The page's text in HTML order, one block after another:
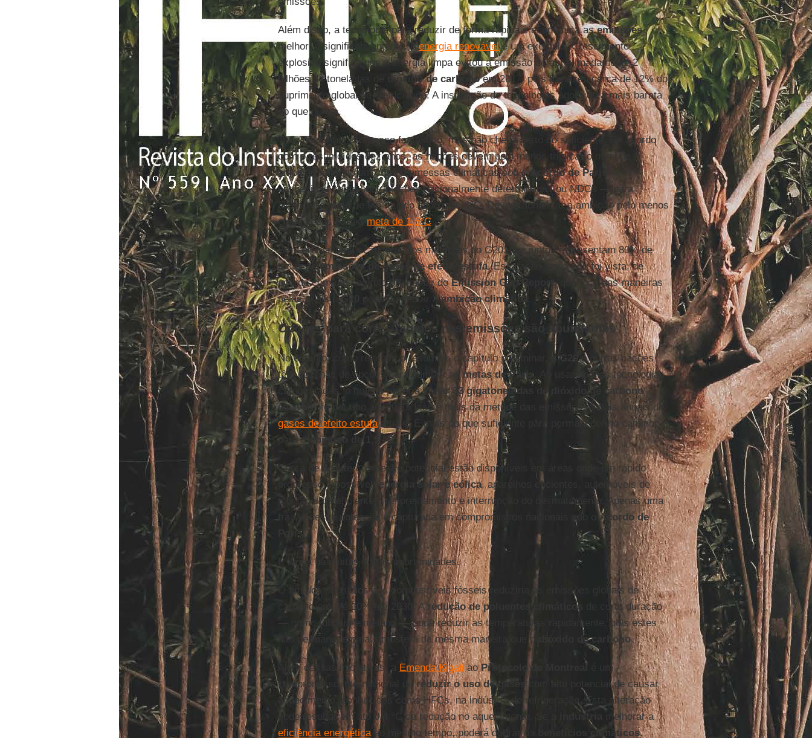
Além disso, a tecnologia para reduzir de forma rápida e econômica asemissões
melhorou significativamente. Aenergia renovávelé um exemplo. Crescimento
explosivo significa que a energia limpa evitou a emissão de aproximadamente 2
bilhões de toneladas de
dióxido de carbonoem 2017, pois forneceu cerca de 12% do
suprimento global de eletricidade. A instalação de tecnologias agora está mais barata
do que nunca.
Tudo isso é um progresso fantástico, mas não chega perto do suficiente. De acordo
com o resumo dos dez anos, as nações devem pelo menos triplicar o nível de
ambição refletido em suas promessas climáticas sob oAcordo de Paris
conhecidas como contribuições nacionalmente determinadas ou NDCs — para
alcançar a meta de um mundo abaixo de 2°C. Devem aumentar a ambição pelo menos
cinco vezes para a meta de 1,5°C.
Será crucial uma ação forte dos membros do G20, que juntos representam 80% de
todas asemissões de gases de efeito estufa. Essa ação ainda não foi vista, de
acordo com um capítulo preliminar doEmission Gap Report, que foca nas maneiras
pelas quais oG20 pode aumentar aambição climática.
Opções para cortes rápidos nas emissões são abundantes
No entanto, como revelam o resumo e o capítulo preliminar, oG20e outras nações
têm dezenas de opções para cumprir asmetas de Paris. Ao usar apenas tecnologias
comprovadas, o mundo poderia cortar33 gigatoneladas de dióxido de carbono
equivalente por ano até 2030. Isso é mais da metade das emissões globais anuais de
gases de efeito estufaatuais. É mais do que suficiente para permanecer no caminho
para o objetivo de 1,5 °C.
Cerca de dois terços desse potencial estão disponíveis em áreas onde um rápido
progresso é possível: energia solar e eólica, aparelhos eficientes, automóveis de
passageiros eficientes, reflorestamento e interrupção do desmatamento. Apenas uma
fração desse potencial é capturada em compromissos nacionais sob o Acordo de
Paris
E ainda há muitas outras oportunidades.
O fim dos subsídios aos combustíveis fósseis reduziria as emissões globais de
carbono em até 10% até 2030. A redução de poluentes climáticos de curta duração
— como fuligem e metano — pode reduzir as temperaturas rapidamente, pois estes
não permanecem na atmosfera da mesma maneira que o
dióxido de carbono.
Além dessas iniciativas, a Emenda KigaliaoProtocolo de Montreal
é um
compromisso internacional dereduzir o uso de gasescom alto potencial de causar
aquecimento, conhecidos como HFCs, na indústria de refrigeração. Esta alteração
pode resultar em até 0,4 °C de redução no aquecimento. Se a
indústria
melhorar a
eficiência energéticaao mesmo tempo, poderá dobrar os benefícios climáticos.